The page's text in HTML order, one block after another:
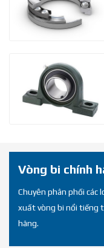
Vòng bi chính
Chuyên phân phối các
xuất vòng bi nổi tiếng
hãng.